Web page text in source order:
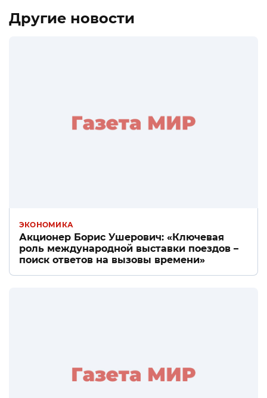
Другие новости
ЭКОНОМИКА
Акционер Борис Ушерович: «Ключевая
роль международной выставки поездов –
поиск ответов на вызовы времени»